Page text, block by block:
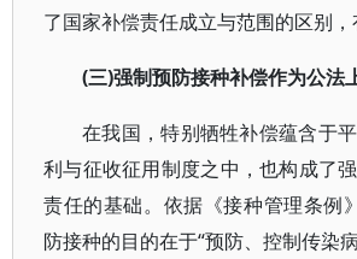
了国家补偿责任成立与范围的区别，
(三)强制预防接种补偿作为公法
在我国，特别牺牲补偿蕴含于
利与征收征用制度之中，也构成了
责任的基础。依据《接种管理条例
防接种的目的在于“预防、控制传染